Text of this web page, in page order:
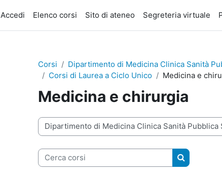
Accedi Elenco corsi Sito di ateneo Segreteria virtuale
Corsi
Dipartimento di Medicina Clinica Sanità
Corsi di Laurea a Ciclo Unico
Medicina e
Medicina e chirurgia
Categorie di corso
Cerca corsi
Cerca corsi